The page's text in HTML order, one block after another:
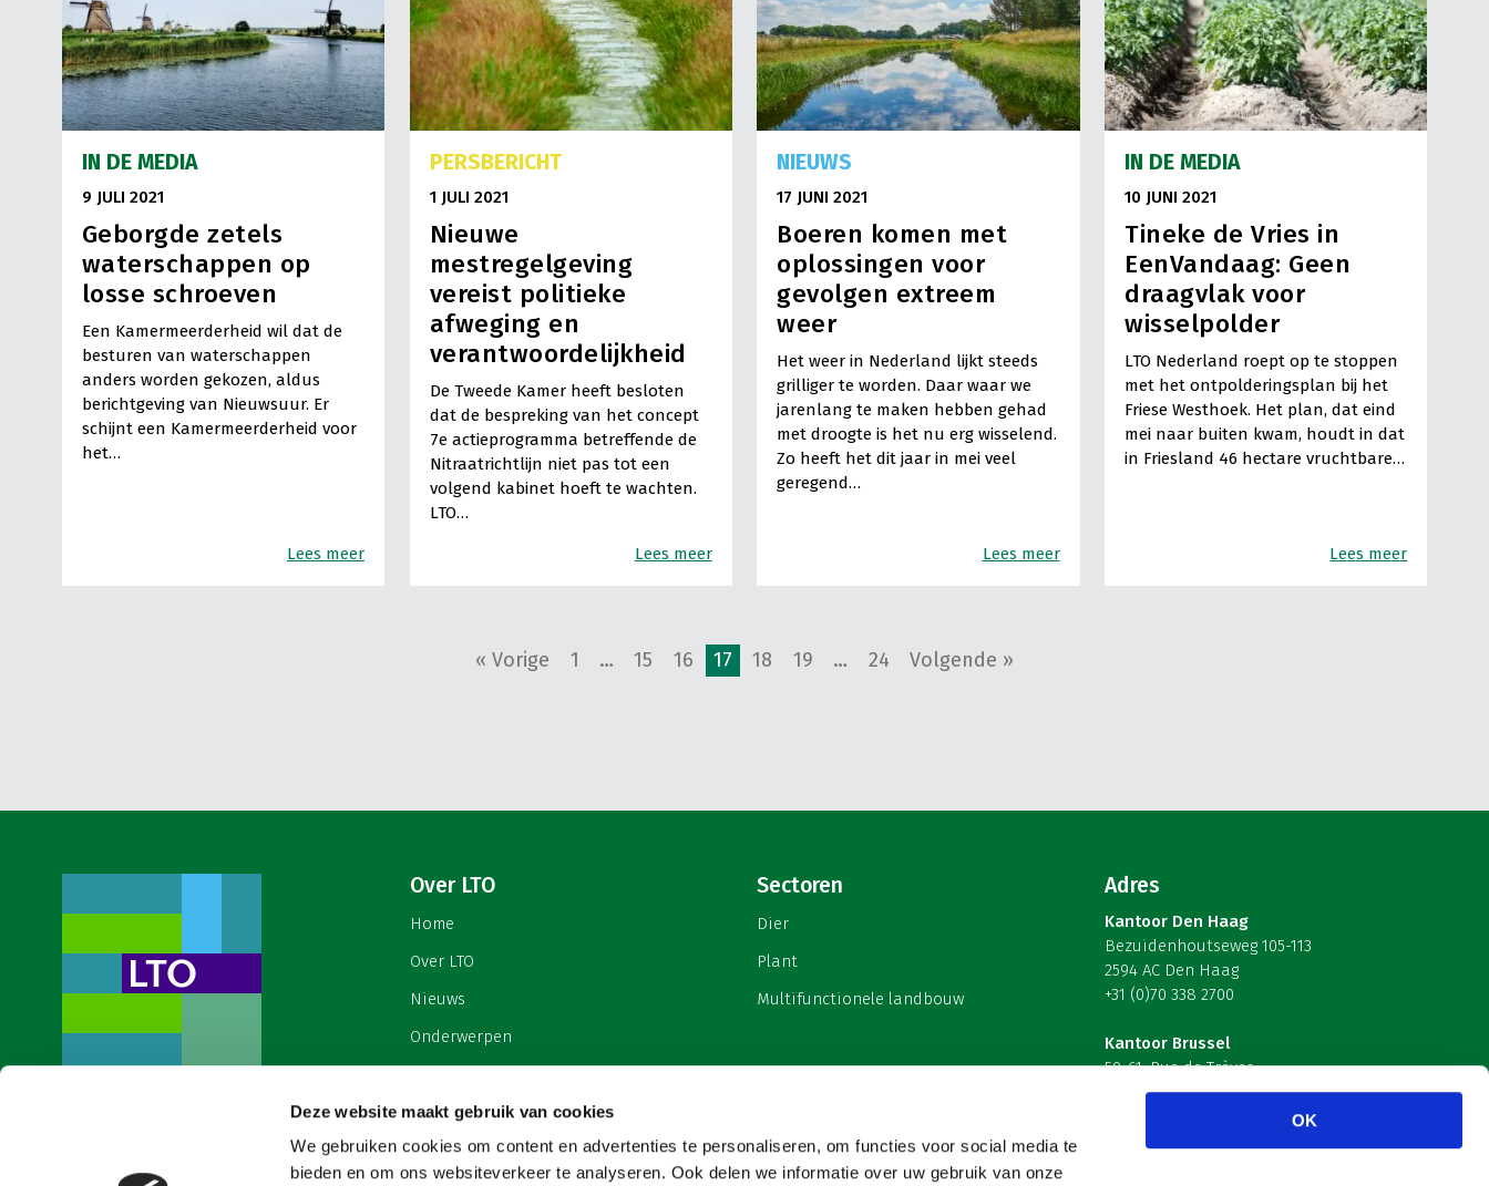
Deze website maakt gebruik van cookies
We gebruiken cookies om content en advertenties te personaliseren, om functies voor social media te
bieden en om ons websiteverkeer te analyseren. Ook delen we informatie over uw gebruik van onze
OK
IN DE MEDIA
9 JULI 2021
Geborgde zetels
waterschappen op
losse schroeven
Een Kamermeerderheid wil dat de
besturen van waterschappen
anders worden gekozen, aldus
berichtgeving van Nieuwsuur. Er
schijnt een Kamermeerderheid voor
het…
Lees meer
PERSBERICHT
1 JULI 2021
Nieuwe
mestregelgeving
vereist politieke
afweging en
verantwoordelijkheid
De Tweede Kamer heeft besloten
dat de bespreking van het concept
7e actieprogramma betreffende de
Nitraatrichtlijn niet pas tot een
volgend kabinet hoeft te wachten.
LTO…
Lees meer
NIEUWS
17 JUNI 2021
Boeren komen met
oplossingen voor
gevolgen extreem
weer
Het weer in Nederland lijkt steeds
grilliger te worden. Daar waar we
jarenlang te maken hebben gehad
met droogte is het nu erg wisselend.
Zo heeft het dit jaar in mei veel
geregend…
Lees meer
IN DE MEDIA
10 JUNI 2021
Tineke de Vries in
EenVandaag: Geen
draagvlak voor
wisselpolder
LTO Nederland roept op te stoppen
met het ontpolderingsplan bij het
Friese Westhoek. Het plan, dat eind
mei naar buiten kwam, houdt in dat
in Friesland 46 hectare vruchtbare…
Lees meer
« Vorige 1 … 15 16 17 18 19 … 24 Volgende »
werkgeversorganisatie met meerwaarde,
voor een sector met meerwaarde. Dat is
Over LTO
Home
Over LTO
Nieuws
Onderwerpen
Contact
Cookies & privacy
Sectoren
Dier
Plant
Multifunctionele landbouw
Adres
Kantoor Den Haag
Bezuidenhoutseweg 105-113
2594 AC Den Haag
+31 (0)70 338 2700
Kantoor Brussel
59-61, Rue de Trèves
B-1040 Brussel – België
Volg ons